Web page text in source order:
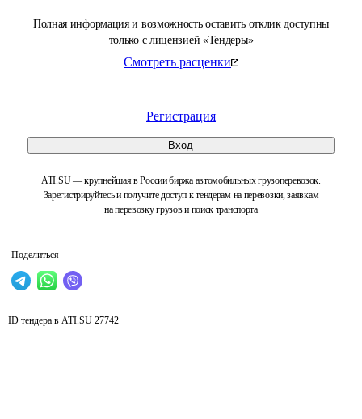
Полная информация и возможность оставить отклик доступны
только с лицензией «Тендеры»
Смотреть расценки
Регистрация
Вход
ATI.SU — крупнейшая в России биржа автомобильных грузоперевозок.
Зарегистрируйтесь и получите доступ к тендерам на перевозки, заявкам
на перевозку грузов и поиск транспорта
Поделиться
ID тендера в ATI.SU 27742